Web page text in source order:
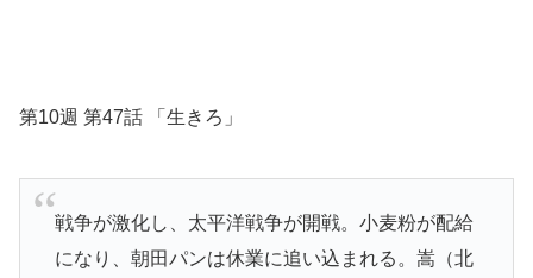
第10週 第47話 「生きろ」
戦争が激化し、太平洋戦争が開戦。小麦粉が配給
になり、朝田パンは休業に追い込まれる。嵩（北